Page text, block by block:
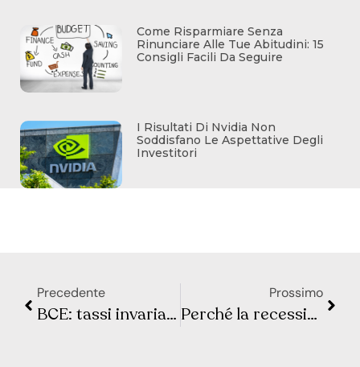
Come Risparmiare Senza
Rinunciare Alle Tue Abitudini: 15
Consigli Facili Da Seguire
I Risultati Di Nvidia Non
Soddisfano Le Aspettative Degli
Investitori
Precedente
BCE: tassi invariati al record del 4%
Prossimo
Perché la recessione non è ancora arrivata?